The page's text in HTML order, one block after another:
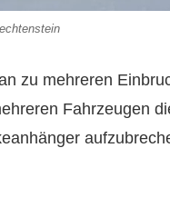
zu mehreren
Fahrzeugen